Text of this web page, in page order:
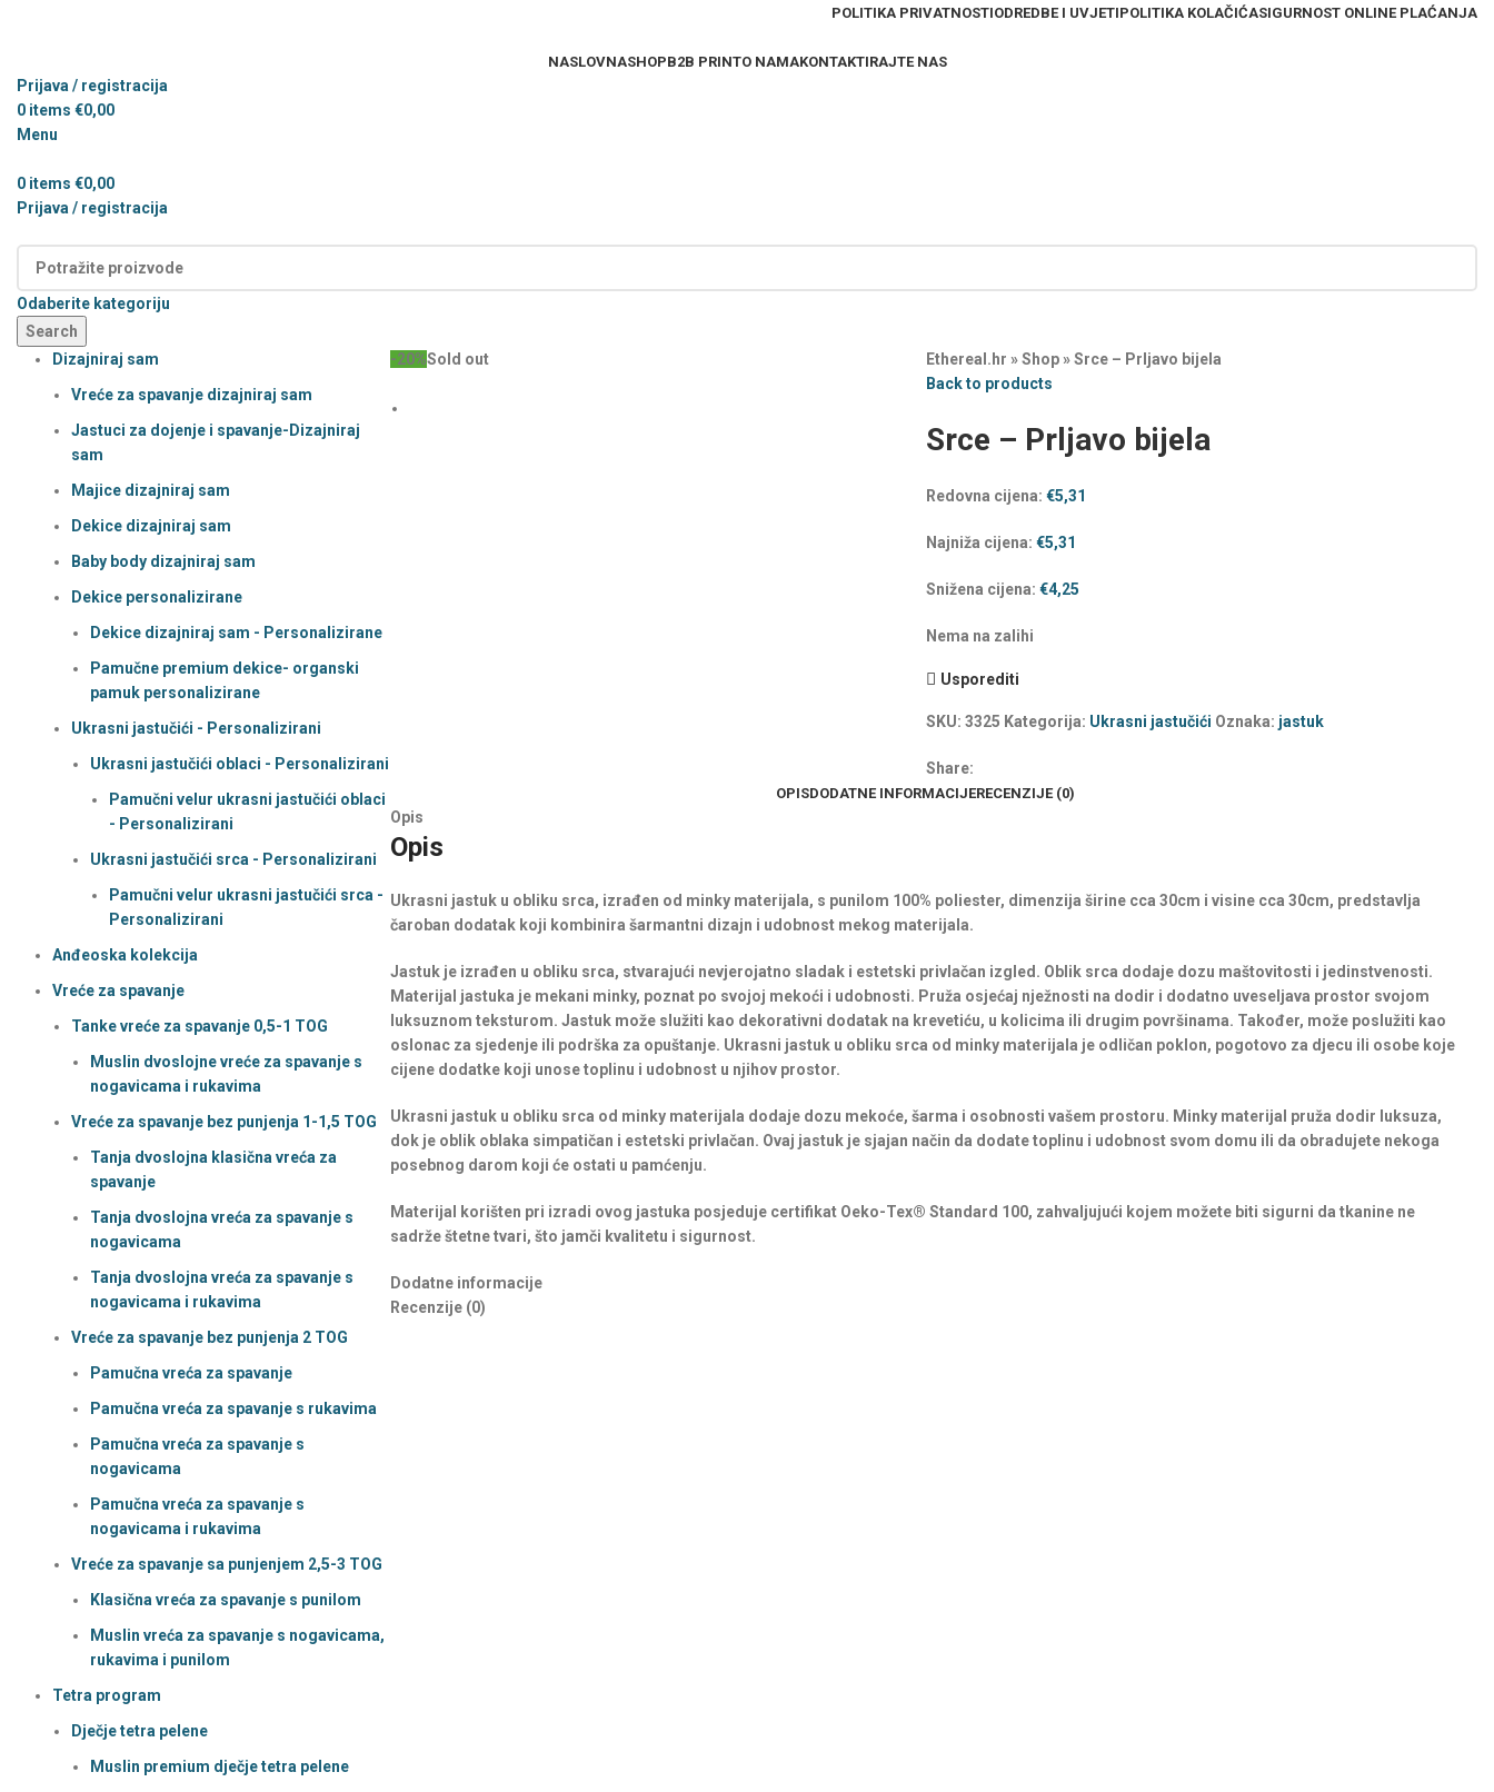
POLITIKA PRIVATNOSTIODREDBE I UVJETIPOLITIKA KOLAČIĆASIGURNOST ONLINE PLAĆANJA
NASLOVNASHOPB2B PRINTO NAMAKONTAKTIRAJTE NAS
Prijava / registracija
0 items €0,00
Menu
0 items €0,00
Prijava / registracija
Odaberite kategoriju
Search
-20%Sold out Ethereal.hr »Shop»Srce – Prljavo bijela
Back to products
Srce – Prljavo bijela
Redovna cijena: €5,31
Najniža cijena: €5,31
Snižena cijena: €4,25
Nema na zalihi
Usporediti
SKU: 3325 Kategorija: Ukrasni jastučići Oznaka: jastuk
Share:
OPISDODATNE INFORMACIJERECENZIJE (0)
Opis
Opis
Ukrasni jastuk u obliku srca, izrađen od minky materijala, s punilom 100% poliester, dimenzija širine cca 30cm i visine cca 30cm, predstavlja
čaroban dodatak koji kombinira šarmantni dizajn i udobnost mekog materijala.
Jastuk je izrađen u obliku srca, stvarajući nevjerojatno sladak i estetski privlačan izgled. Oblik srca dodaje dozu maštovitosti i jedinstvenosti.
Materijal jastuka je mekani minky, poznat po svojoj mekoći i udobnosti. Pruža osjećaj nježnosti na dodir i dodatno uveseljava prostor svojom
luksuznom teksturom. Jastuk može služiti kao dekorativni dodatak na krevetiću, u kolicima ili drugim površinama. Također, može poslužiti kao
oslonac za sjedenje ili podrška za opuštanje. Ukrasni jastuk u obliku srca od minky materijala je odličan poklon, pogotovo za djecu ili osobe koje
cijene dodatke koji unose toplinu i udobnost u njihov prostor.
Ukrasni jastuk u obliku srca od minky materijala dodaje dozu mekoće, šarma i osobnosti vašem prostoru. Minky materijal pruža dodir luksuza,
dok je oblik oblaka simpatičan i estetski privlačan. Ovaj jastuk je sjajan način da dodate toplinu i udobnost svom domu ili da obradujete nekoga
posebnog darom koji će ostati u pamćenju.
Materijal korišten pri izradi ovog jastuka posjeduje certifikat Oeko-Tex® Standard 100, zahvaljujući kojem možete biti sigurni da tkanine ne
sadrže štetne tvari, što jamči kvalitetu i sigurnost.
Dodatne informacije
Recenzije (0)
Dizajniraj sam
Vreće za spavanje dizajniraj sam
Jastuci za dojenje i spavanje-Dizajniraj
sam
Majice dizajniraj sam
Dekice dizajniraj sam
Baby body dizajniraj sam
Dekice personalizirane
Dekice dizajniraj sam - Personalizirane
Pamučne premium dekice- organski
pamuk personalizirane
Ukrasni jastučići - Personalizirani
Ukrasni jastučići oblaci - Personalizirani
Pamučni velur ukrasni jastučići oblaci
- Personalizirani
Ukrasni jastučići srca - Personalizirani
Pamučni velur ukrasni jastučići srca -
Personalizirani
Anđeoska kolekcija
Vreće za spavanje
Tanke vreće za spavanje 0,5-1 TOG
Muslin dvoslojne vreće za spavanje s
nogavicama i rukavima
Vreće za spavanje bez punjenja 1-1,5 TOG
Tanja dvoslojna klasična vreća za
spavanje
Tanja dvoslojna vreća za spavanje s
nogavicama
Tanja dvoslojna vreća za spavanje s
nogavicama i rukavima
Vreće za spavanje bez punjenja 2 TOG
Pamučna vreća za spavanje
Pamučna vreća za spavanje s rukavima
Pamučna vreća za spavanje s
nogavicama
Pamučna vreća za spavanje s
nogavicama i rukavima
Vreće za spavanje sa punjenjem 2,5-3 TOG
Klasična vreća za spavanje s punilom
Muslin vreća za spavanje s nogavicama,
rukavima i punilom
Tetra program
Dječje tetra pelene
Muslin premium dječje tetra pelene